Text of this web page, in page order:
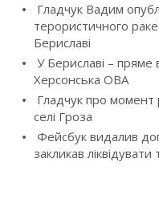
Гладчук Вадим
терористичного
Бериславі
У Бериславі – пряме
Херсонська ОВА
Гладчук про момент
селі Гроза
Фейсбук видалив
закликав